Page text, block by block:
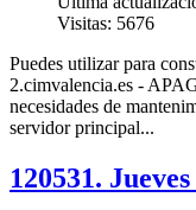
Visitas: 5676
Puedes utilizar para
2.cimvalencia.es -
necesidades de
servidor principal...
120531.